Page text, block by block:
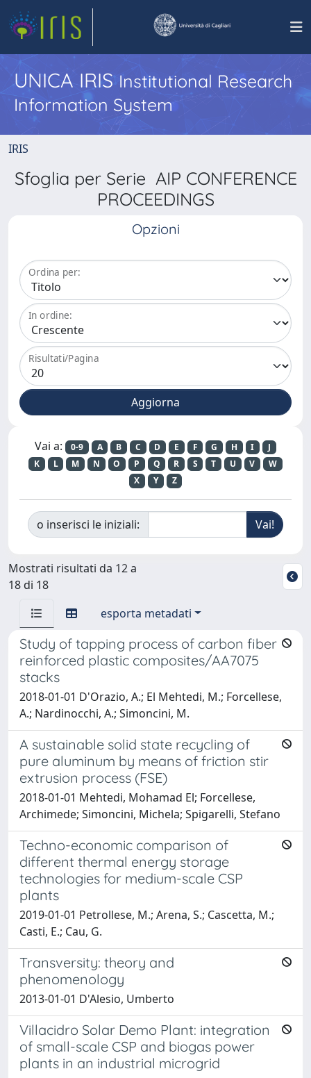
UNICA IRISInstitutional Research
Information System
IRIS
Sfoglia per Serie AIP CONFERENCE
PROCEEDINGS
Opzioni
Ordina per:
In ordine:
Risultati/Pagina
Vai a: 0-9 A B C D E F G H I
J
K
L M N O P Q R S T U V
W
X
Y Z
o inserisci le iniziali:
Mostrati risultati da 12 a
18 di 18
esporta metadati
Study of tapping process of carbon fiber
reinforced plastic composites/AA7075
stacks
2018-01-01 D'Orazio, A.; El Mehtedi, M.; Forcellese,
A.; Nardinocchi, A.; Simoncini, M.
A sustainable solid state recycling of
pure aluminum by means of friction stir
extrusion process (FSE)
2018-01-01 Mehtedi, Mohamad El; Forcellese,
Archimede; Simoncini, Michela; Spigarelli, Stefano
Techno-economic comparison of
different thermal energy storage
technologies for medium-scale CSP
plants
2019-01-01 Petrollese, M.; Arena, S.; Cascetta, M.;
Casti, E.; Cau, G.
Transversity: theory and
phenomenology
2013-01-01 D'Alesio, Umberto
Villacidro Solar Demo Plant: integration
of small-scale CSP and biogas power
plants in an industrial microgrid